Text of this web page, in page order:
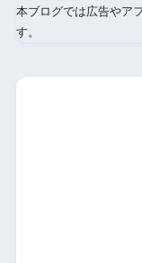
本ブログでは広告やア
す。